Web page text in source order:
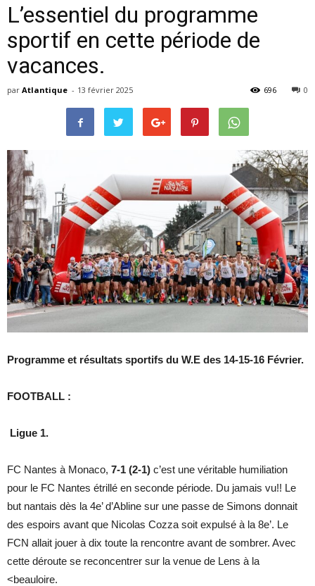
L’essentiel du programme
sportif en cette période de
vacances.
par Atlantique - 13 février 2025 0
696
Programme et résultats sportifs du W.E des 14-15-16 Février.
FOOTBALL :
Ligue 1.
FC Nantes à Monaco, 7-1 (2-1) c’est une véritable humiliation
pour le FC Nantes étrillé en seconde période. Du jamais vu!! Le
but nantais dès la 4e’ d’Abline sur une passe de Simons donnait
des espoirs avant que Nicolas Cozza soit expulsé à la 8e’. Le
FCN allait jouer à dix toute la rencontre avant de sombrer. Avec
cette déroute se reconcentrer sur la venue de Lens à la
<beauloire.